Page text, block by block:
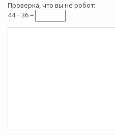
Проверка, что вы не робот:
44 − 36 =